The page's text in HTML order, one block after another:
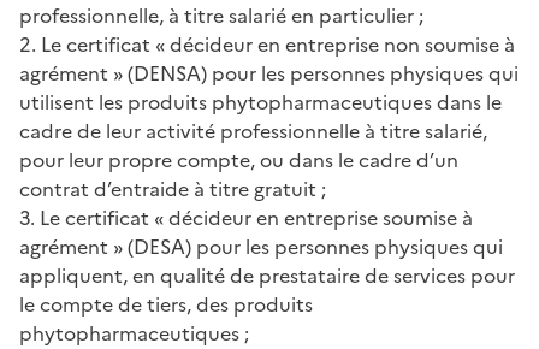
professionnelle, à titre salarié en particulier ;
2. Le certificat « décideur en entreprise non soumise à
agrément » (DENSA) pour les personnes physiques qui
utilisent les produits phytopharmaceutiques dans le
cadre de leur activité professionnelle à titre salarié,
pour leur propre compte, ou dans le cadre d’un
contrat d’entraide à titre gratuit ;
3. Le certificat « décideur en entreprise soumise à
agrément » (DESA) pour les personnes physiques qui
appliquent, en qualité de prestataire de services pour
le compte de tiers, des produits
phytopharmaceutiques ;